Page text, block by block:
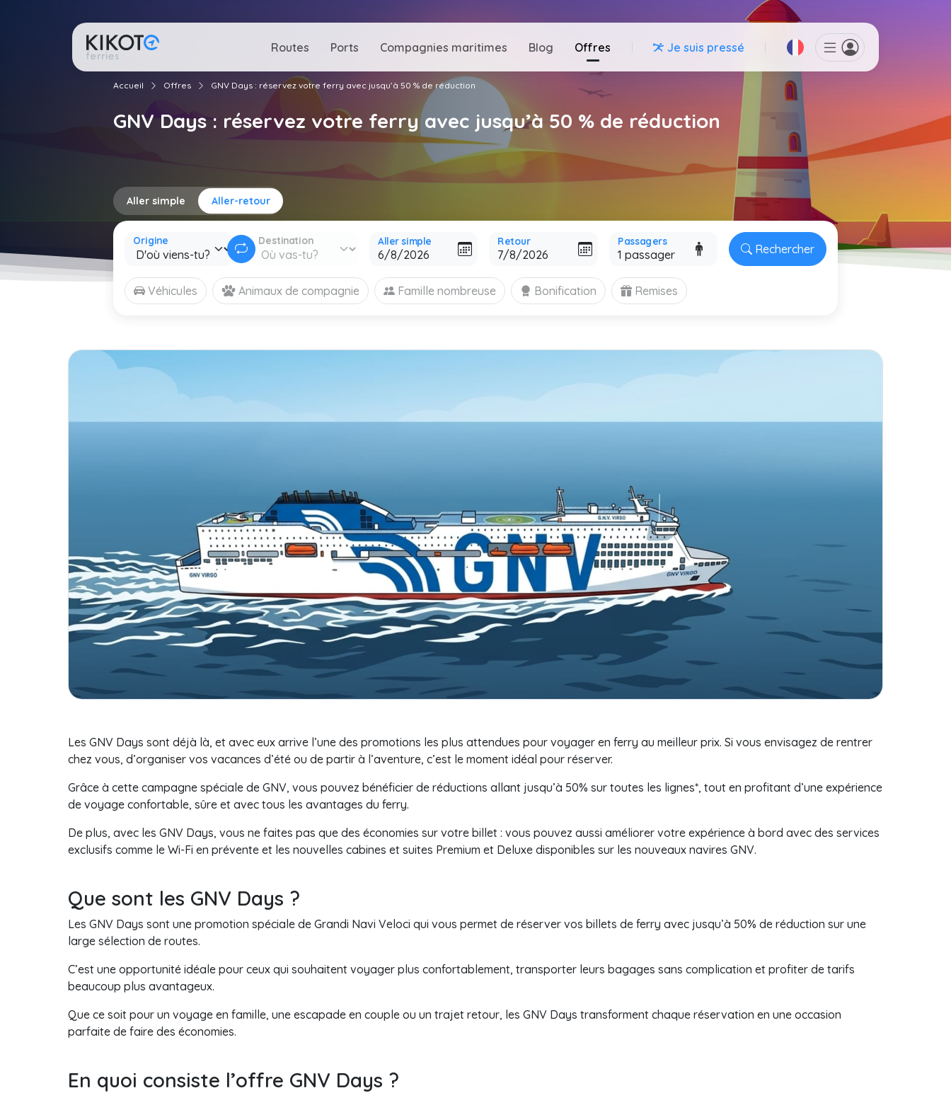
Routes Ports Compagnies maritimes Blog Offres Je suis pressé
Accueil Offres GNV Days : réservez votre ferry avec jusqu’à 50 % de réduction
GNV Days : réservez votre ferry avec jusqu’à 50 % de réduction
Aller simple Aller-retour
Origine Destination Aller simple Retour Passagers
Rechercher
Véhicules Animaux de compagnie Famille nombreuse Bonification Remises
Les GNV Days sont déjà là, et avec eux arrive l’une des promotions les plus attendues pour voyager en ferry au meilleur prix. Si vous envisagez de rentrer
chez vous, d’organiser vos vacances d’été ou de partir à l’aventure, c’est le moment idéal pour réserver.
Grâce à cette campagne spéciale de GNV, vous pouvez bénéficier de réductions allant jusqu’à 50% sur toutes les lignes*, tout en profitant d’une expérience
de voyage confortable, sûre et avec tous les avantages du ferry.
De plus, avec les GNV Days, vous ne faites pas que des économies sur votre billet : vous pouvez aussi améliorer votre expérience à bord avec des services
exclusifs comme le Wi-Fi en prévente et les nouvelles cabines et suites Premium et Deluxe disponibles sur les nouveaux navires GNV.
Que sont les GNV Days ?
Les GNV Days sont une promotion spéciale de Grandi Navi Veloci qui vous permet de réserver vos billets de ferry avec jusqu’à 50% de réduction sur une
large sélection de routes.
C’est une opportunité idéale pour ceux qui souhaitent voyager plus confortablement, transporter leurs bagages sans complication et profiter de tarifs
beaucoup plus avantageux.
Que ce soit pour un voyage en famille, une escapade en couple ou un trajet retour, les GNV Days transforment chaque réservation en une occasion
parfaite de faire des économies.
En quoi consiste l’offre GNV Days ?